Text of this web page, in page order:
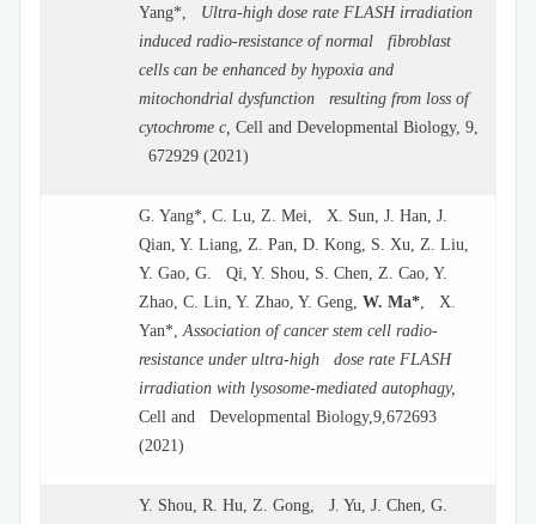
Yang*, Ultra-high dose rate FLASH irradiation
induced radio-resistance of normal fibroblast
cells can be enhanced by hypoxia and
mitochondrial dysfunction resulting from loss of
cytochrome c, Cell and Developmental Biology, 9,
672929 (2021)
G. Yang*, C. Lu, Z. Mei, X. Sun, J. Han, J.
Qian, Y. Liang, Z. Pan, D. Kong, S. Xu, Z. Liu,
Y. Gao, G. Qi, Y. Shou, S. Chen, Z. Cao, Y.
Zhao, C. Lin, Y. Zhao, Y. Geng, W. Ma*, X.
Yan*,Association of cancer stem cell radio-
resistance under ultra-high dose rate FLASH
irradiation with lysosome-mediated autophagy,
Cell and Developmental Biology,9,672693
(2021)
Y. Shou, R. Hu, Z. Gong, J. Yu, J. Chen, G.